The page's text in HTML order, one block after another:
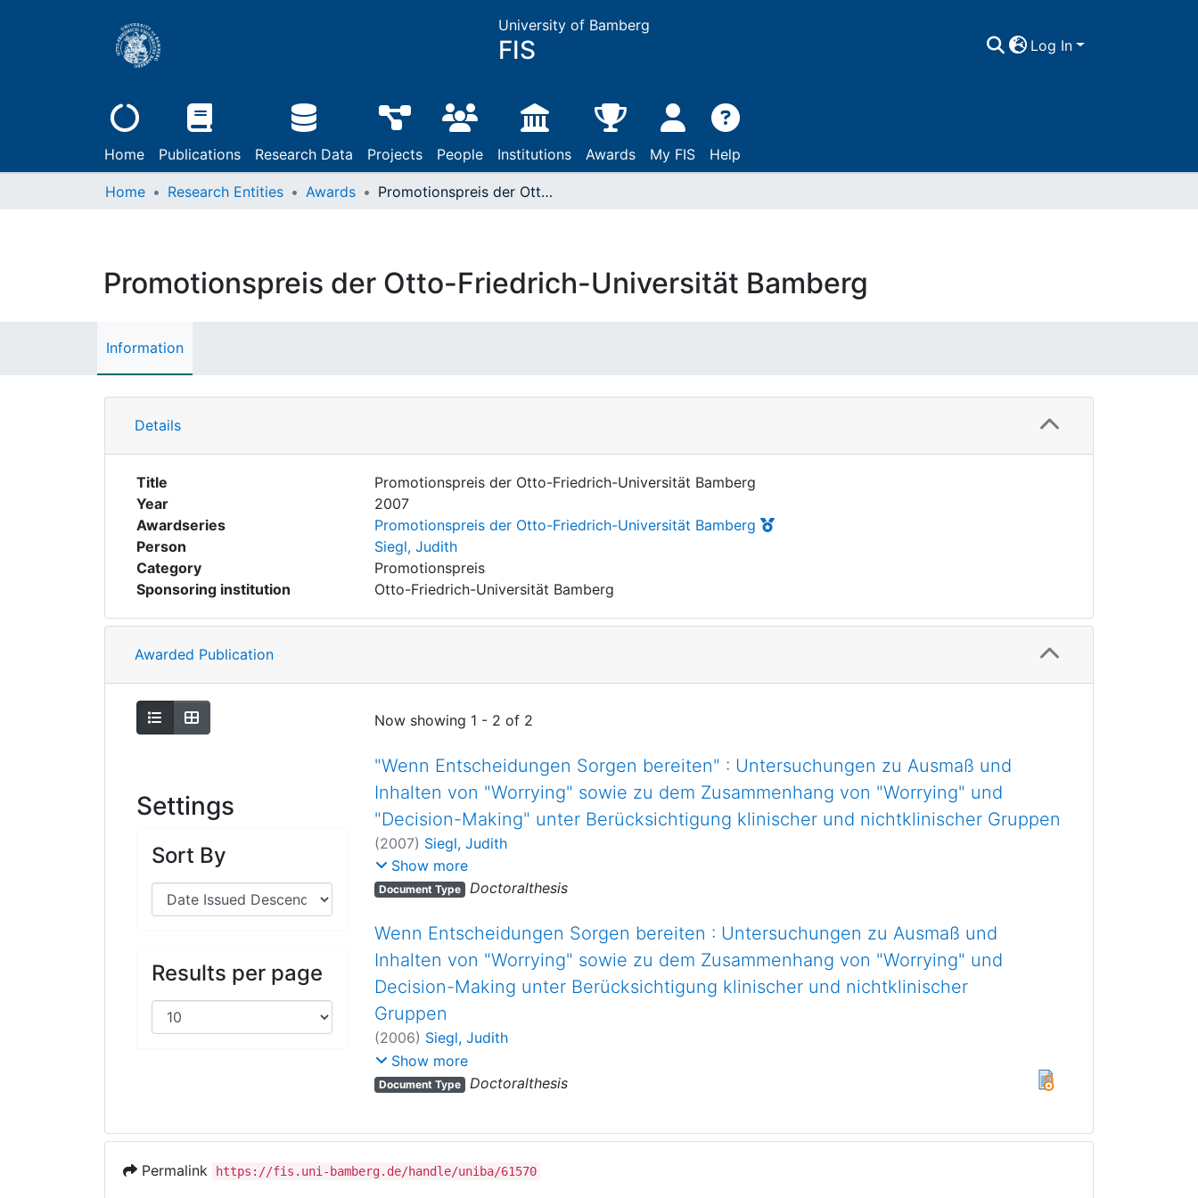
University of Bamberg
FIS Log In
Home Publications Research Data Projects People Institutions Awards My FIS Help
Home Research Entities Awards Promotionspreis der Otto-Friedrich-Universität Bamberg
Promotionspreis der Otto-Friedrich-Universität Bamberg
Information
Details
Title
Promotionspreis der Otto-Friedrich-Universität Bamberg
Year
2007
Awardseries
Promotionspreis der Otto-Friedrich-Universität Bamberg
Person
Siegl, Judith
Category
Promotionspreis
Sponsoring institution
Otto-Friedrich-Universität Bamberg
Awarded Publication
Show as list
Show as grid
Settings
Sort By
Results per page
Now showing 1 - 2 of 2
"Wenn Entscheidungen Sorgen bereiten" : Untersuchungen zu Ausmaß und
Inhalten von "Worrying" sowie zu dem Zusammenhang von "Worrying" und
"Decision-Making" unter Berücksichtigung klinischer und nichtklinischer Gruppen
(2007) Siegl, Judith
Reinecker, Hans
Show more
Document Type Doctoralthesis
Wenn Entscheidungen Sorgen bereiten : Untersuchungen zu Ausmaß und
Inhalten von "Worrying" sowie zu dem Zusammenhang von "Worrying" und
Decision-Making unter Berücksichtigung klinischer und nichtklinischer
Gruppen
(2006) Siegl, Judith
Reinecker, Hans
Show more
Document Type Doctoralthesis
Permalink https://fis.uni-bamberg.de/handle/uniba/61570